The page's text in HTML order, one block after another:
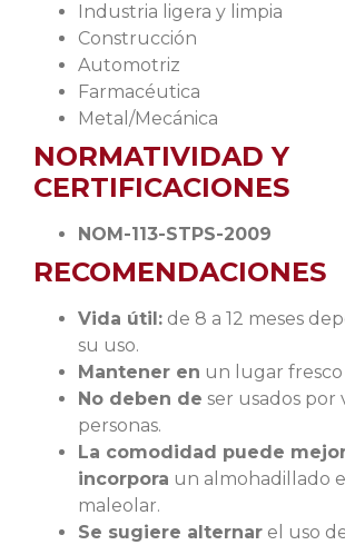
Industria ligera y limpia
Construcción
Automotriz
Farmacéutica
Metal/Mecánica
NORMATIVIDAD Y
CERTIFICACIONES
NOM-113-STPS-2009
RECOMENDACIONES
Vida útil: de 8 a 12 meses
su uso.
Mantener en un lugar fresco
No deben de ser usados por
personas.
La comodidad puede
incorpora un almohadillado
maleolar.
Se sugiere alternar el uso